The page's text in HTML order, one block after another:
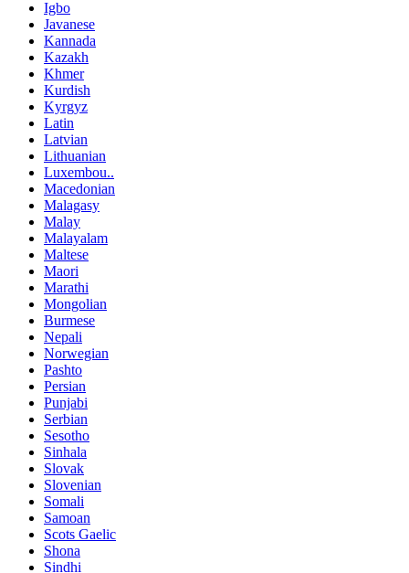
Igbo
Javanese
Kannada
Kazakh
Khmer
Kurdish
Kyrgyz
Latin
Latvian
Lithuanian
Luxembou..
Macedonian
Malagasy
Malay
Malayalam
Maltese
Maori
Marathi
Mongolian
Burmese
Nepali
Norwegian
Pashto
Persian
Punjabi
Serbian
Sesotho
Sinhala
Slovak
Slovenian
Somali
Samoan
Scots Gaelic
Shona
Sindhi